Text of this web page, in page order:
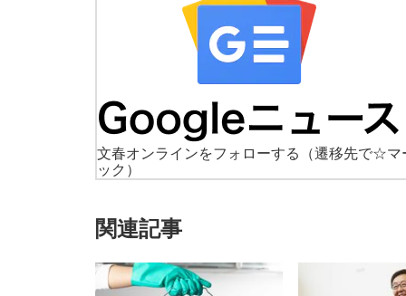
文春オンラインをフォローする
（遷移先で☆マ
ック）
関連記事